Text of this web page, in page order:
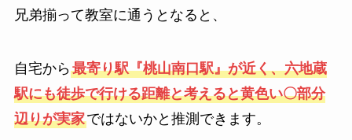
兄弟揃って教室に通うとなると、
自宅から最寄り駅『桃山南口駅』が近く、六地蔵
駅にも徒歩で行ける距離と考えると黄色い〇部分
辺りが実家ではないかと推測できます。